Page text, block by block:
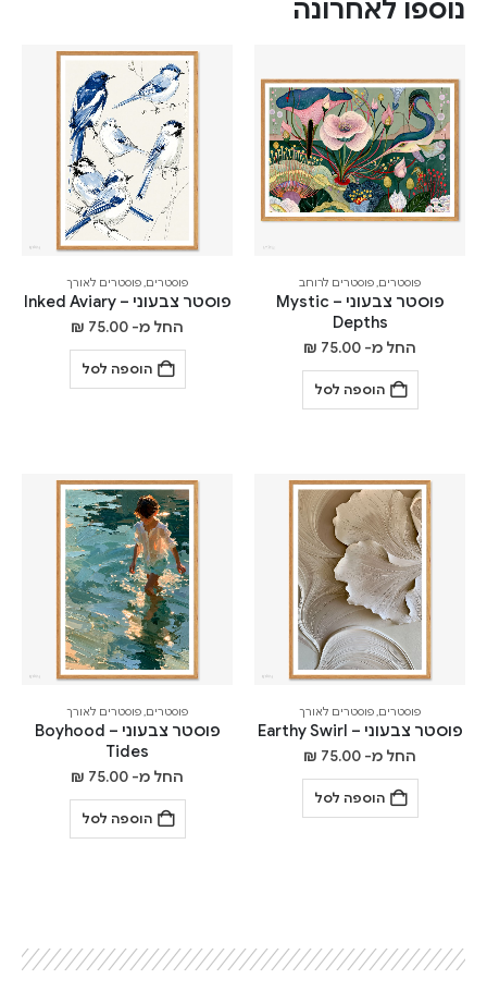
נוספו לאחרונה
פוסטרים,פוסטרים לרוחב
פוסטר צבעוני – Mystic
Depths
החל מ- ₪ 75.00
הוספה לסל
פוסטרים,פוסטרים לאורך
פוסטר צבעוני – Inked Aviary
החל מ- ₪ 75.00
הוספה לסל
פוסטרים,פוסטרים לאורך
פוסטר צבעוני – Earthy Swirl
החל מ- ₪ 75.00
הוספה לסל
פוסטרים,פוסטרים לאורך
פוסטר צבעוני – Boyhood
Tides
החל מ- ₪ 75.00
הוספה לסל